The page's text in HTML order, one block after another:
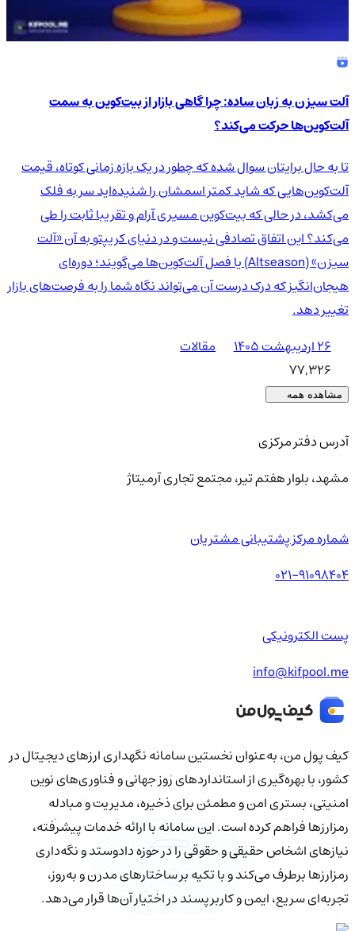
آلت سیزن به زبان ساده: چرا گاهی بازار از بیت‌کوین به سمت
آلت‌کوین‌ها حرکت می‌کند؟
تا به حال برایتان سوال شده که چطور در یک بازه زمانی کوتاه، قیمت
آلت‌کوین‌هایی که شاید کمتر اسمشان را شنیده‌اید سر به فلک
می‌کشد، در حالی که بیت‌کوین مسیری آرام و تقریبا ثابت را طی
می‌کند؟ این اتفاق تصادفی نیست و در دنیای کریپتو به آن «آلت
سیزن» (Altseason) یا فصل آلت‌کوین‌ها می‌گویند؛ دوره‌ای
هیجان‌انگیز که درک درست آن می‌تواند نگاه شما را به فرصت‌های بازار
تغییر دهد.
۲۶ اردیبهشت ۱۴۰۵
مقالات
77,326
مشاهده همه
آدرس دفتر مرکزی
مشهد، بلوار هفتم تیر، مجتمع تجاری آرمیتاژ
شماره مرکز پشتیبانی مشتریان
021-91098404
پست الکترونیکی
info@kifpool.me
کیف‌ پول من، به‌عنوان نخستین سامانه نگهداری ارزهای دیجیتال در
کشور، با بهره‌گیری از استانداردهای روز جهانی و فناوری‌های نوین
امنیتی، بستری امن و مطمئن برای ذخیره، مدیریت و مبادله
رمزارزها فراهم کرده است. این سامانه با ارائه خدمات پیشرفته،
نیازهای اشخاص حقیقی و حقوقی را در حوزه دادوستد و نگه‌داری
رمزارزها برطرف می‌کند و با تکیه بر ساختارهای مدرن و به‌روز،
تجربه‌ای سریع، ایمن و کاربرپسند در اختیار آن‌ها قرار می‌دهد.